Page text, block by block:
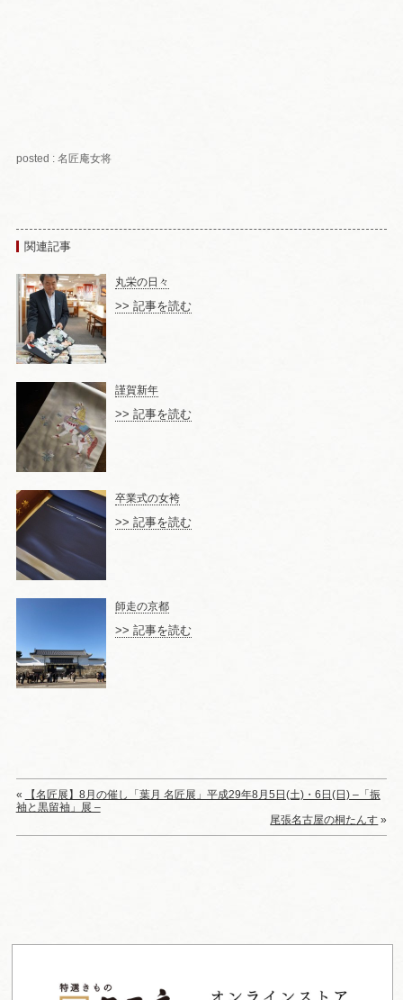
posted : 名匠庵女将
関連記事
丸栄の日々
>> 記事を読む
謹賀新年
>> 記事を読む
卒業式の女袴
>> 記事を読む
師走の京都
>> 記事を読む
«
【名匠展】8月の催し「葉月 名匠展」平成29年8月5日(土)・6日(日) –「振
袖と黒留袖」展 –
尾張名古屋の桐たんす »